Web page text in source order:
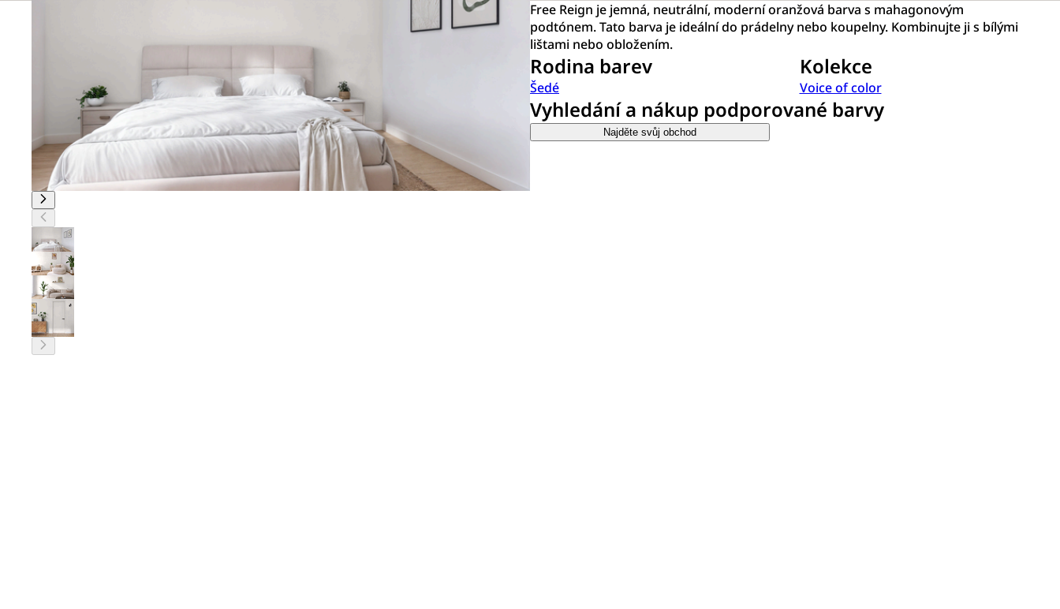
Free Reign je jemná, neutrální, moderní oranžová barva s mahagonovým
podtónem. Tato barva je ideální do prádelny nebo koupelny. Kombinujte ji s bílými
lištami nebo obložením.
Rodina barev
Šedé
Kolekce
Voice of color
Vyhledání a nákup podporované barvy
Najděte svůj obchod